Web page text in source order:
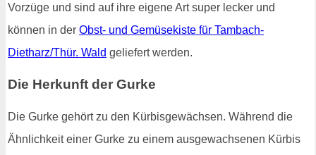
Vorzüge und sind auf ihre eigene Art super lecker und
können in der Obst- und Gemüsekiste für Tambach-
Dietharz/Thür. Wald geliefert werden.
Die Herkunft der Gurke
Die Gurke gehört zu den Kürbisgewächsen. Während die
Ähnlichkeit einer Gurke zu einem ausgewachsenen Kürbis